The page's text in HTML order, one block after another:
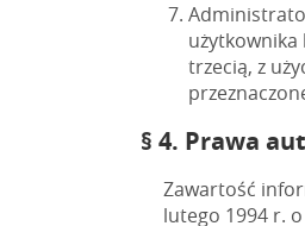
użytkownika
trzecią, z
§ 4. Prawa
Zawartość
lutego 1994 r.